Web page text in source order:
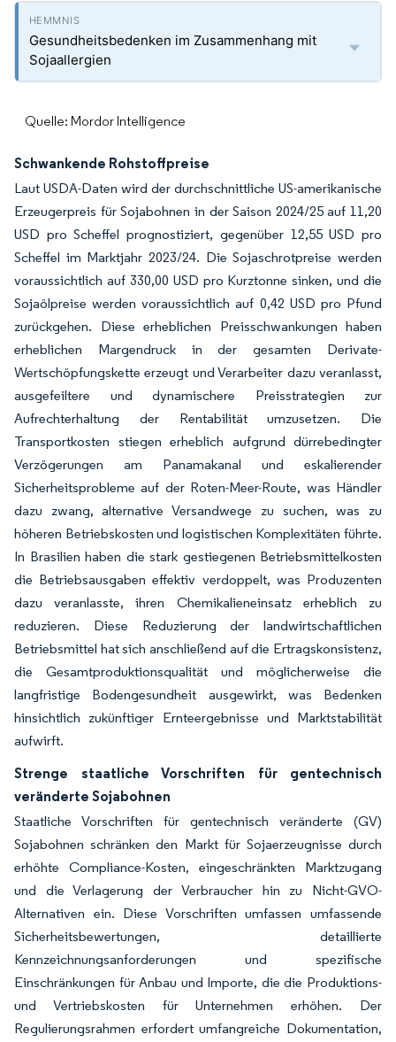
Gesundheitsbedenken im Zusammenhang mit
Sojaallergien
Quelle: Mordor Intelligence
Schwankende Rohstoffpreise
Laut USDA-Daten wird der durchschnittliche US-amerikanische
Erzeugerpreis für Sojabohnen in der Saison 2024/25 auf 11,20
USD pro Scheffel prognostiziert, gegenüber 12,55 USD pro
Scheffel im Marktjahr 2023/24. Die Sojaschrotpreise werden
voraussichtlich auf 330,00 USD pro Kurztonne sinken, und die
Sojaölpreise werden voraussichtlich auf 0,42 USD pro Pfund
zurückgehen. Diese erheblichen Preisschwankungen haben
erheblichen Margendruck in der gesamten Derivate-
Wertschöpfungskette erzeugt und Verarbeiter dazu veranlasst,
ausgefeiltere und dynamischere Preisstrategien zur
Aufrechterhaltung der Rentabilität umzusetzen. Die
Transportkosten stiegen erheblich aufgrund dürrebedingter
Verzögerungen am Panamakanal und eskalierender
Sicherheitsprobleme auf der Roten-Meer-Route, was Händler
dazu zwang, alternative Versandwege zu suchen, was zu
höheren Betriebskosten und logistischen Komplexitäten führte.
In Brasilien haben die stark gestiegenen Betriebsmittelkosten
die Betriebsausgaben effektiv verdoppelt, was Produzenten
dazu veranlasste, ihren Chemikalieneinsatz erheblich zu
reduzieren. Diese Reduzierung der landwirtschaftlichen
Betriebsmittel hat sich anschließend auf die Ertragskonsistenz,
die Gesamtproduktionsqualität und möglicherweise die
langfristige Bodengesundheit ausgewirkt, was Bedenken
hinsichtlich zukünftiger Ernteergebnisse und Marktstabilität
aufwirft.
Strenge staatliche Vorschriften für gentechnisch
veränderte Sojabohnen
Staatliche Vorschriften für gentechnisch veränderte (GV)
Sojabohnen schränken den Markt für Sojaerzeugnisse durch
erhöhte Compliance-Kosten, eingeschränkten Marktzugang
und die Verlagerung der Verbraucher hin zu Nicht-GVO-
Alternativen ein. Diese Vorschriften umfassen umfassende
Sicherheitsbewertungen, detaillierte
Kennzeichnungsanforderungen und spezifische
Einschränkungen für Anbau und Importe, die die Produktions-
und Vertriebskosten für Unternehmen erhöhen. Der
Regulierungsrahmen erfordert umfangreiche Dokumentation,